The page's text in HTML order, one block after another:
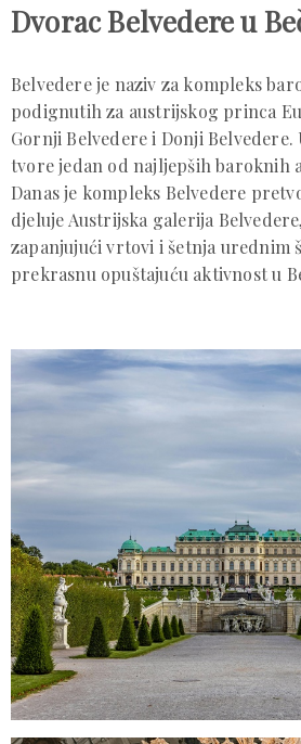
Dvorac Belvedere u
Belvedere je naziv za kompleks
podignutih za austrijskog princa
Gornji Belvedere i Donji
tvore jedan od najljepših baroknih
Danas je kompleks Belvedere
djeluje Austrijska galerija
zapanjujući vrtovi i šetnja urednim
prekrasnu opuštajuću aktivnost u